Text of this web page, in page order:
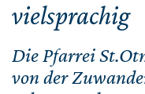
vielsprachig
Die Pfarrei
von der